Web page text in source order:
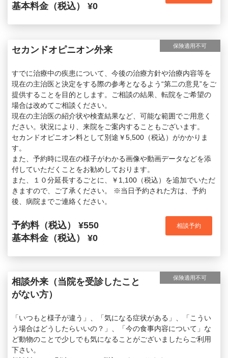
基本料金（税込） ¥0
セカンドオピニオン外来 保険適用不可
すでに治療中の疾患について、今後の治療方針や治療内容等を
現在の主治医と決定をする際の参考となるよう“第二の意見”をご
提供することを目的とします。ご相談の結果、転院をご希望の
場合は改めてご相談ください。
現在の主治医の紹介状や検査結果など、可能な範囲でご用意く
ださい。状況により、来院をご案内することもございます。
セカンドオピニオン料として別途￥5,500（税込）がかかりま
す。
また、予約時に現在の様子がわかる画像や動画データなどを添
付していただくことをお勧めしております。
また、１０分延長するごとに、￥1,100（税込）を追加でいただ
きますので、ご了承ください。 ※当日予約された方は、予約
後、病院までご連絡ください。
予約料（税込） ¥550
基本料金（税込） ¥0
相談予約
相談外来（当院を受診したこと
がない方）
保険適用不可
「いつもと様子が違う」、「気になる症状がある」、「こうい
う場合はどうしたらいいの？」、「今の食事内容について」な
ど動物のことで少しでも気になることがございましたらご利用
下さい。